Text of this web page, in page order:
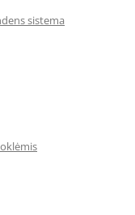
sistema